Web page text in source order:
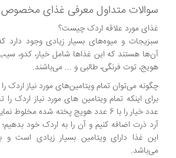
سوالات متداول معرفی غذای
غذای مورد علاقه اردک چیست؟
سبزیجات و میوه‌های بسیار زیادی وجود دارد
آن‌ها هستند که این غذاها شامل خیار، کدو، سیب،
هویج، توت فرنگی، طالبی و ... می‌باشند.
چگونه می‌توان تمام ویتامین‌های مورد نیاز اردک
عدد خیار را با 6 عدد هویج پخته شده
آرد ذرت اضافه کنیم و آن را به اردک خود
این غذا دارای ویتامین بسیار زیادی است و
می‌باشد.